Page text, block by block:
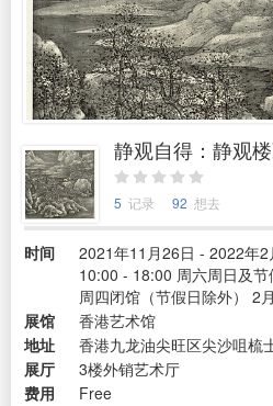
静观自得：静观
5 记录 92 想去
时间
2021年11月26日 - 2022年2
10:00 - 18:00 周六周日及
周四闭馆（节假日除外） 2
展馆
香港艺术馆
地址
香港九龙油尖旺区尖沙咀梳
展厅
3楼外销艺术厅
费用
Free